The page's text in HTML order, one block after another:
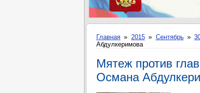
Главная » 2015 » Сентябрь »
Абдулкеримова
Мятеж против
Османа